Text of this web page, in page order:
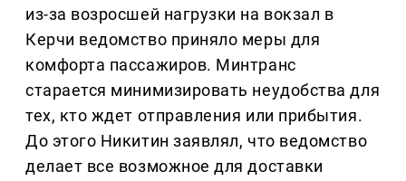
из-за возросшей нагрузки на вокзал в
Керчи ведомство приняло меры для
комфорта пассажиров. Минтранс
старается минимизировать неудобства для
тех, кто ждет отправления или прибытия.
До этого Никитин заявлял, что ведомство
делает все возможное для доставки